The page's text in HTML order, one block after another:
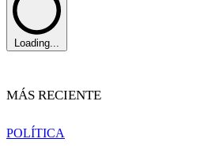
Loading...
MÁS RECIENTE
POLÍTICA